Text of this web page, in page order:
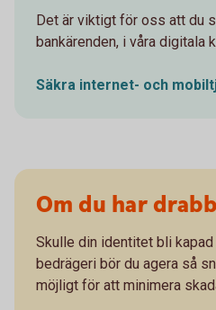
Det är viktigt för oss att du
bankärenden, i våra digitala
Säkra internet- och
Om du har
Skulle din identitet bli
bedrägeri bör du agera så
möjligt för att minimera